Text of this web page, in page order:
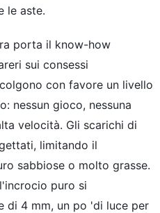
le aste.
porta il know-how
sui consessi
con favore un livello
nessun gioco, nessuna
velocità. Gli scarichi di
limitando il
sabbiose o molto grasse.
puro si
di 4 mm, un po 'di luce per